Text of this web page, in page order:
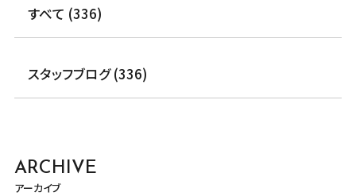
すべて (336)
スタッフブログ (336)
ARCHIVE
アーカイブ